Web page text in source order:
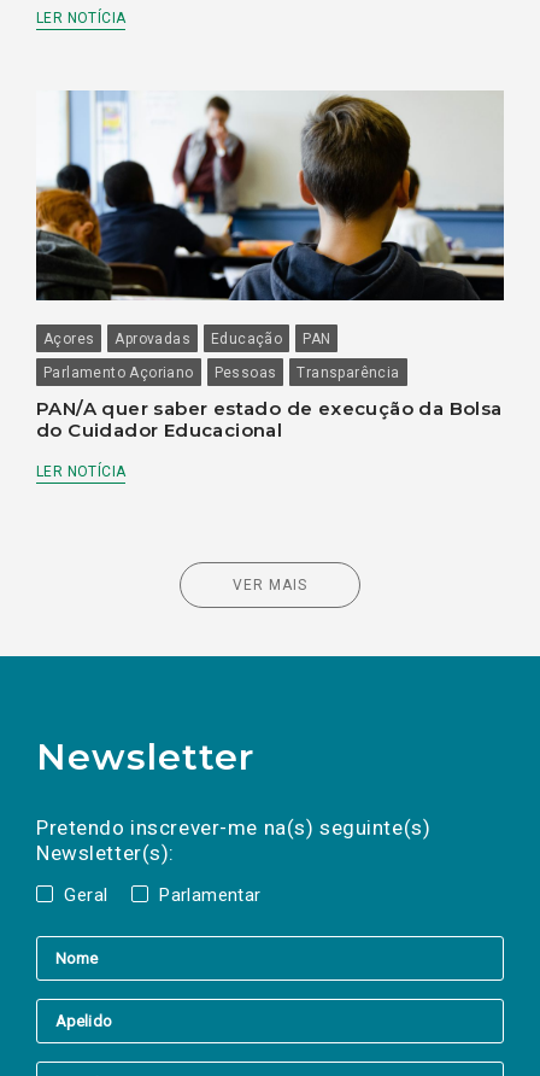
LER NOTÍCIA
Açores Aprovadas Educação
PAN
Parlamento Açoriano
Pessoas Transparência
PAN/A quer saber estado de execução da Bolsa
do Cuidador Educacional
LER NOTÍCIA
VER MAIS
Newsletter
Pretendo inscrever-me na(s) seguinte(s)
Newsletter(s):
Geral Parlamentar
a(s) newsletter(s).
mail